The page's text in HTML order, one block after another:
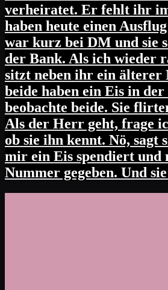
verheiratet. Er fehlt ihr
haben heute einen
war kurz bei DM und sie
der Bank. Als ich wieder
sitzt neben ihr ein älterer
beide haben ein Eis in
beobachte beide. Sie
Als der Herr geht, frage
ob sie ihn kennt. Nö, sagt
mir ein Eis spendiert und
Nummer gegeben. Und